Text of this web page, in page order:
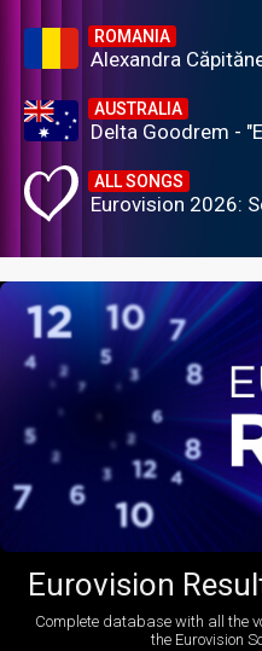
ROMANIA
Alexandra
AUSTRALIA
Delta Goodrem -
ALL SONGS
Eurovision 2026:
Eurovision
Complete database with all the
the Eurovision